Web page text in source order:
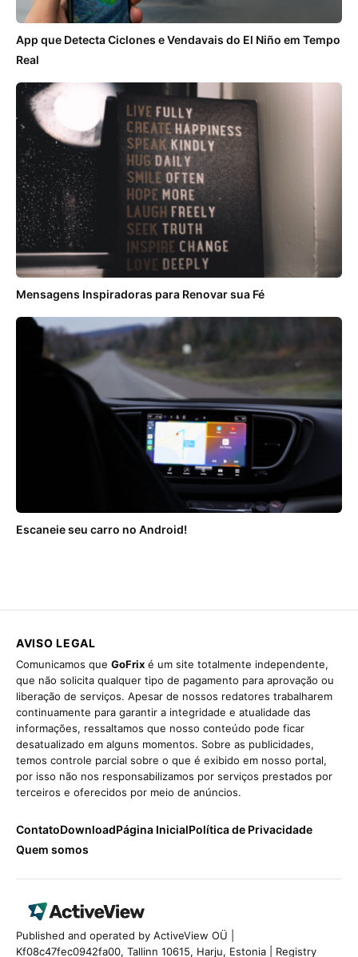
App que Detecta Ciclones e Vendavais do El Niño em Tempo
Real
Mensagens Inspiradoras para Renovar sua Fé
Escaneie seu carro no Android!
AVISO LEGAL
Comunicamos que GoFrix é um site totalmente independente,
que não solicita qualquer tipo de pagamento para aprovação ou
liberação de serviços. Apesar de nossos redatores trabalharem
continuamente para garantir a integridade e atualidade das
informações, ressaltamos que nosso conteúdo pode ficar
desatualizado em alguns momentos. Sobre as publicidades,
temos controle parcial sobre o que é exibido em nosso portal,
por isso não nos responsabilizamos por serviços prestados por
terceiros e oferecidos por meio de anúncios.
ContatoDownloadPágina InicialPolítica de Privacidade
Quem somos
Published and operated by ActiveView OÜ |
Kf08c47fec0942fa00, Tallinn 10615, Harju, Estonia | Registry